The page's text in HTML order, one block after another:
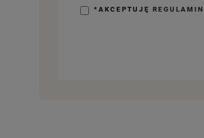
*AKCEPTUJĘ REGULAMIN